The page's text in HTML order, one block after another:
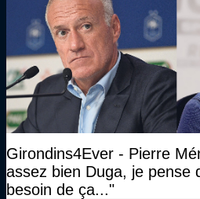
Girondins4Ever - Pierre
assez bien Duga, je pense
besoin de ça..."